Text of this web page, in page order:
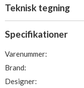
Teknisk tegning
Specifikationer
Varenummer:
Brand:
Designer: